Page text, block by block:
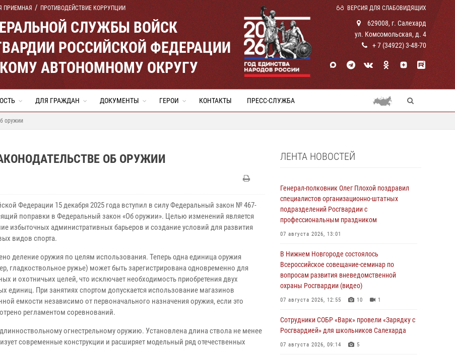
ПРИЕМНАЯ ПРОТИВОДЕЙСТВИЕ КОРРУПЦИИ ВЕРСИЯ ДЛЯ СЛАБОВИДЯЩИХ
СЛУЖБЫ ВОЙСК
РОССИЙСКОЙ ФЕДЕРАЦИИ
АВТОНОМНОМУ ОКРУГУ
629008, г. Салехард
ул. Комсомольская, д. 4
+ 7 (34922) 3-48-70
ДЛЯ ГРАЖДАН ДОКУМЕНТЫ ГЕРОИ КОНТАКТЫ ПРЕСС-СЛУЖБА
оружии
ОБ ОРУЖИИ
Федерации 15 декабря 2025 года вступил в силу Федеральный закон № 467-
поправки в Федеральный закон «Об оружии». Целью изменений является
избыточных административных барьеров и создание условий для развития
видов спорта.
деление оружия по целям использования. Теперь одна единица оружия
гладкоствольное ружье) может быть зарегистрирована одновременно для
и охотничьих целей, что исключает необходимость приобретения двух
единиц. При занятиях спортом допускается использование магазинов
емкости независимо от первоначального назначения оружия, если это
регламентом соревнований.
огнестрельному оружию. Установлена длина ствола не менее
современные конструкции и расширяет модельный ряд отечественных
ЛЕНТА НОВОСТЕЙ
Генерал-полковник Олег Плохой поздравил
специалистов организационно-штатных
подразделений Росгвардии с
профессиональным праздником
07 августа 2026, 13:01
В Нижнем Новгороде состоялось
Всероссийское совещание-семинар по
вопросам развития вневедомственной
охраны Росгвардии (видео)
07 августа 2026, 12:55 10 1
Сотрудники СОБР «Варк» провели «Зарядку с
Росгвардией» для школьников Салехарда
07 августа 2026, 09:14 5